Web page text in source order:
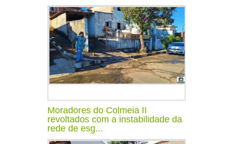
Moradores do Colmeia II
revoltados com a instabilidade da
rede de esg...